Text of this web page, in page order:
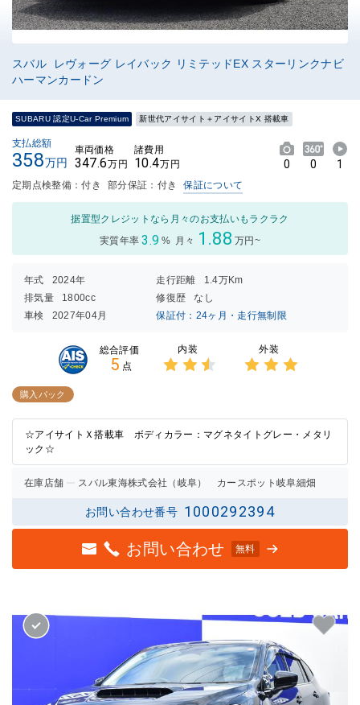
スバル レヴォーグ レイバック リミテッドEX スターリンクナビ
ハーマンカードン
SUBARU 認定U-Car Premium 新世代アイサイト＋アイサイトX 搭載車
支払総額
358万円
車両価格
347.6万円
諸費用
10.4万円 0 0 1
定期点検整備：付き 部分保証：付き 保証について
据置型クレジットなら月々のお支払いもラクラク
実質年率 3.9 % 月々 1.88 万円~
年式 2024年 走行距離
1.4万Km
排気量
1800cc 修復歴
なし
車検
2027年04月 保証付：24ヶ月・走行無制限
総合評価
5 点
内装 外装
購入パック
☆アイサイトＸ搭載車 ボディカラー：マグネタイトグレー・メタリ
ック☆
在庫店舗 スバル東海株式会社（岐阜） カースポット岐阜細畑
お問い合わせ番号 1000292394
お問い合わせ 無料